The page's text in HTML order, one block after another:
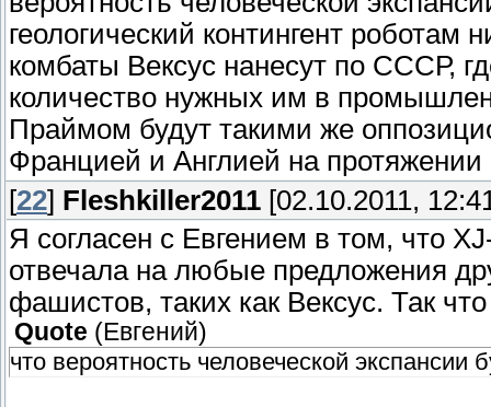
геологический контингент
комбаты Вексус нанесут по СССР,
количество нужных им в
Праймом будут такими же
Францией и Англией на
[22] Fleshkiller2011 [02.10.2011,
Я согласен с Евгением в том, что
отвечала на любые предложения
фашистов, таких как Вексус. Так
Quote (Евгений)
что вероятность человеческой экспансии